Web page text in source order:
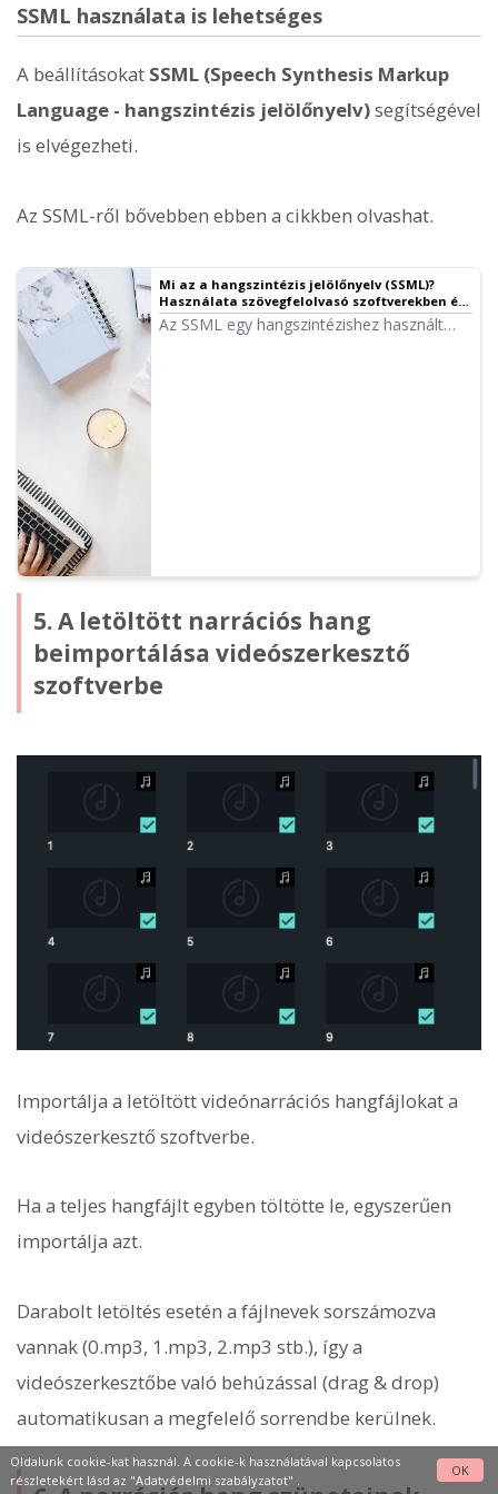
SSML használata is lehetséges
A beállításokat SSML (Speech Synthesis Markup
Language - hangszintézis jelölőnyelv)segítségével
is elvégezheti.
Az SSML-ről bővebben ebben a cikkben olvashat.
Mi az a hangszintézis jelölőnyelv (SSML)?
Használata szövegfelolvasó szoftverekben és
a legfontosabb kódok listája.
Az SSML egy hangszintézishez használt
5. A letöltött narrációs hang
beimportálása videószerkesztő
szoftverbe
Importálja a letöltött videónarrációs hangfájlokat a
videószerkesztő szoftverbe.
Ha a teljes hangfájlt egyben töltötte le, egyszerűen
importálja azt.
Darabolt letöltés esetén a fájlnevek sorszámozva
vannak (0.mp3, 1.mp3, 2.mp3 stb.), így a
videószerkesztőbe való behúzással (drag & drop)
automatikusan a megfelelő sorrendbe kerülnek.
Oldalunk cookie-kat használ. A cookie-k használatával kapcsolatos
részletekért lásd az "Adatvédelmi szabályzatot"
OK